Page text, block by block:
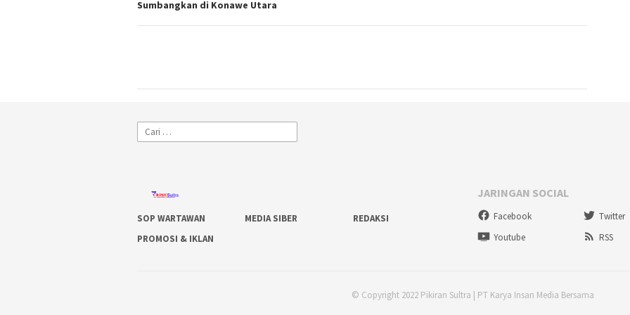
Sumbangkan di Konawe Utara
Cari
untuk:
SOP WARTAWAN MEDIA SIBER
REDAKSI
PROMOSI & IKLAN
JARINGAN SOCIAL
Facebook Twitter
Youtube
RSS
© Copyright 2022 Pikiran Sultra | PT Karya Insan Media Bersama